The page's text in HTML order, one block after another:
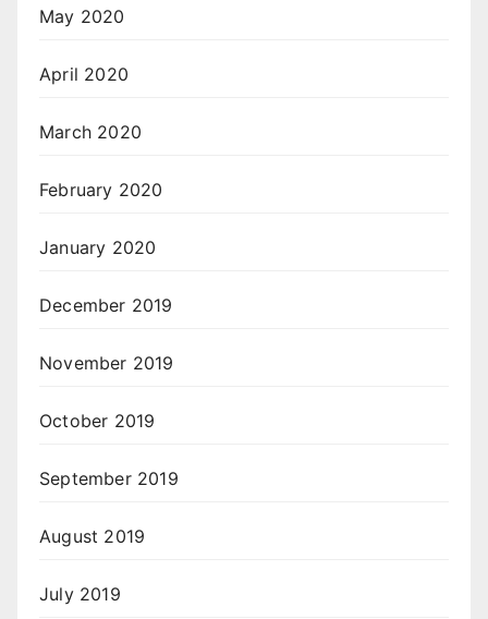
May 2020
April 2020
March 2020
February 2020
January 2020
December 2019
November 2019
October 2019
September 2019
August 2019
July 2019